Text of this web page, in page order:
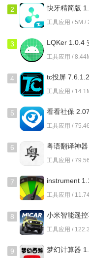
1、便捷的字典查询：
需的篆刻字。
2、详细的字形解析：
供部首、笔画数及字义
3、历史文化介绍：了
对篆刻艺术的理解。
4、艺术灵感激发：通
得创作灵感，提升艺术
5、学习相近字形：通
写相近的字，丰富书写
篆刻字典怎么使用
1、打开篆刻字典App
入字典查询页面。
2、在查询页面，您可
询，输入您想了解的字。
2 快牙精简版
工具应用 / 5M /
3 LQKer 1.0.4
工具应用 /
4 tc投屏
工具应用 /
5 看看社保
工具应用 /
6 粤语翻译神
工具应用 /
7 instrument
工具应用 /
8
小米智能遥
版
工具应用 /
9
梦幻计算器